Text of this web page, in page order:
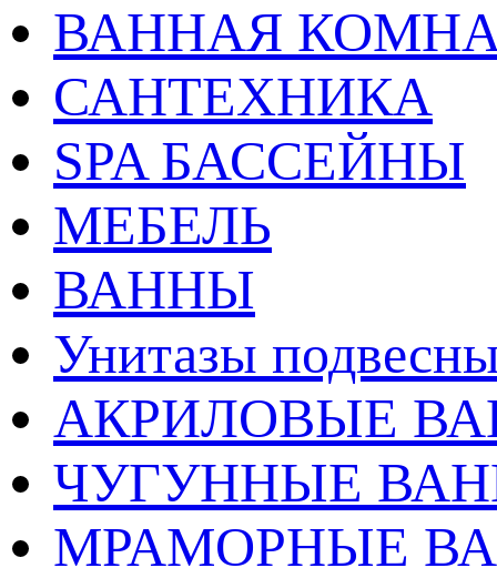
ВАННАЯ
САНТЕХНИКА
SPA БАССЕЙНЫ
МЕБЕЛЬ
ВАННЫ
Унитазы
АКРИЛОВЫЕ
ЧУГУННЫЕ
МРАМОРНЫЕ